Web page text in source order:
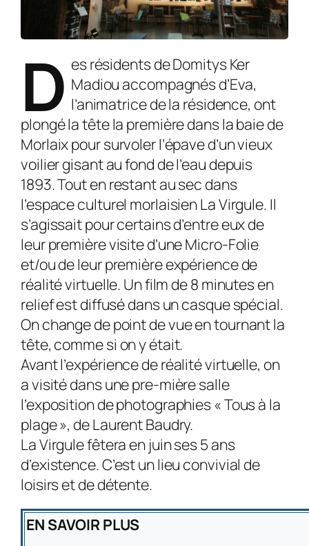
D es résidents de Domitys Ker
Madiou accompagnés d’Eva,
l’animatrice de la résidence, ont
plongé la tête la première dans la baie de
Morlaix pour survoler l’épave d’un vieux
voilier gisant au fond de l’eau depuis
1893. Tout en restant au sec dans
l’espace culturel morlaisien La Virgule. Il
s’agissait pour certains d’entre eux de
leur première visite d’une Micro-Folie
et/ou de leur première expérience de
réalité virtuelle. Un film de 8 minutes en
relief est diffusé dans un casque spécial.
On change de point de vue en tournant la
tête, comme si on y était.
Avant l’expérience de réalité virtuelle, on
a visité dans une pre-mière salle
l’exposition de photographies « Tous à la
plage », de Laurent Baudry.
La Virgule fêtera en juin ses 5 ans
d’existence. C’est un lieu convivial de
loisirs et de détente.
EN SAVOIR PLUS